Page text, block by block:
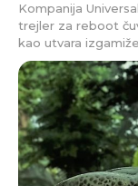
Kompanija
trejler za reboot
kao utvara